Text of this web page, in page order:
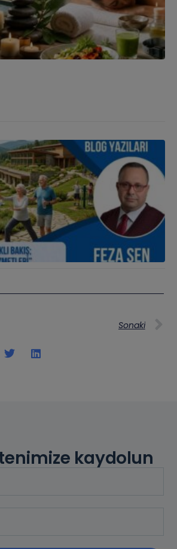
Sonaki
kaydolun